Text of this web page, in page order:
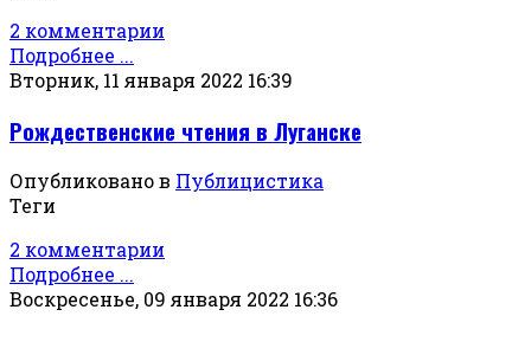
2 комментарии
Подробнее ...
Вторник, 11 января 2022 16:39
Рождественские чтения в Луганске
Опубликовано в Публицистика
Теги
2 комментарии
Подробнее ...
Воскресенье, 09 января 2022 16:36